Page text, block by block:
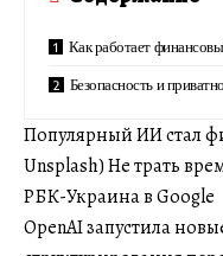
Как работает
Безопасность и
Популярный ИИ стал
Unsplash) Не трать
РБК-Украина в Google
OpenAI запустила